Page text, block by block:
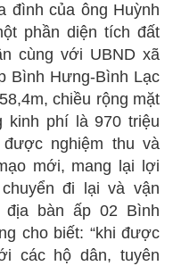
đình của ông Huỳnh
phần diện tích đất
cùng với UBND xã
Bình Hưng-Bình Lạc
chiều rộng mặt
kinh phí là 970 triệu
nghiệm thu và
mới, mang lại lợi
đi lại và vận
địa bàn ấp 02 Bình
cho biết: “khi được
các hộ dân, tuyên